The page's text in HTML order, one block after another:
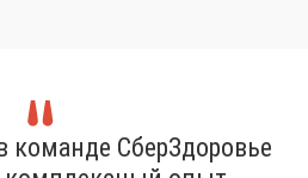
команде СберЗдоровье